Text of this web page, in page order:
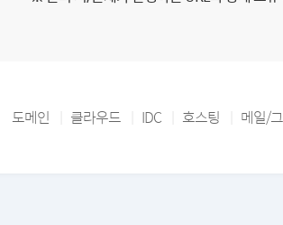
도메인 클라우드 IDC 호스팅 메일/